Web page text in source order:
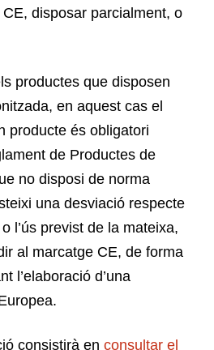
disposar parcialment, o
productes que disposen
en aquest cas el
producte és obligatori
de Productes de
no disposi de norma
una desviació respecte
l’ús previst de la mateixa,
al marcatge CE, de forma
l’elaboració d’una
consistirà en consultar el